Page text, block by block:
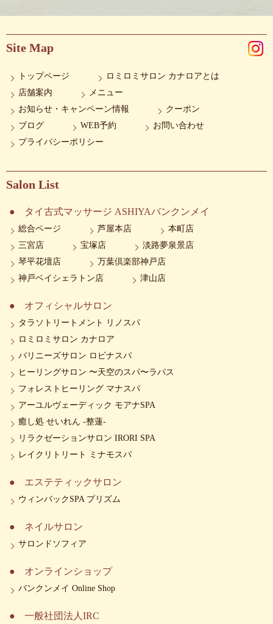
Site Map
トップページ
ロミロミサロン カナロアとは
店舗案内
メニュー
お知らせ・キャンペーン情報
クーポン
ブログ
WEB予約
お問い合わせ
プライバシーポリシー
Salon List
タイ古式マッサージ ASHIYAバンクンメイ
総合ページ 芦屋本店
本町店
三宮店
宝塚店
淡路夢泉景店
琴平花壇店
万葉倶楽部神戸店
神戸ベイシェラトン店
津山店
オフィシャルサロン
タラソトリートメント リノスパ
ロミロミサロン カナロア
バリニーズサロン ロビナスパ
ヒーリングサロン 〜天空のスパ〜ラパス
フォレストヒーリング マナスパ
アーユルヴェーディック モアナSPA
癒し処 せいれん -整蓮-
リラクゼーションサロン IRORI SPA
レイクリトリート ミナモスパ
エステティックサロン
ウィンバックSPA プリズム
ネイルサロン
サロンドソフィア
オンラインショップ
バンクンメイ Online Shop
一般社団法人IRC